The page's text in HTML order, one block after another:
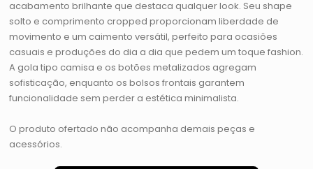
acabamento brilhante que destaca qualquer look. Seu shape
solto e comprimento cropped proporcionam liberdade de
movimento e um caimento versátil, perfeito para ocasiões
casuais e produções do dia a dia que pedem um toque fashion.
A gola tipo camisa e os botões metalizados agregam
sofisticação, enquanto os bolsos frontais garantem
funcionalidade sem perder a estética minimalista.
O produto ofertado não acompanha demais peças e
acessórios.